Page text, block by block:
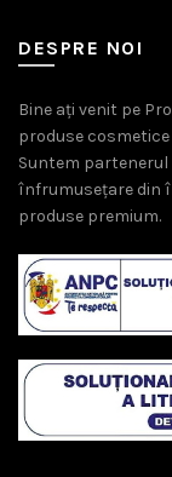
DESPRE NOI
Bine ați venit pe
produse
Suntem
înfrumusețare din
produse premium.